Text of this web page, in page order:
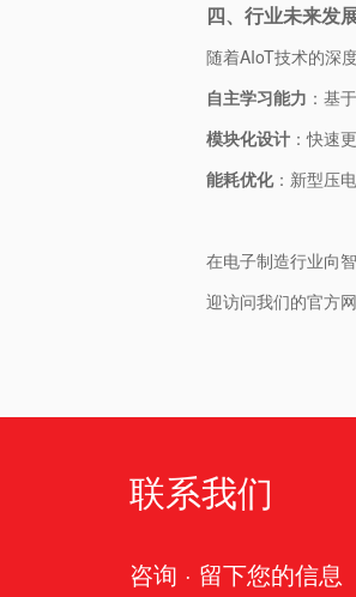
四、行业未来发
随着AIoT技术的深
​自主学习能力​ ：基
​模块化设计​ ：快速
​能耗优化​：新型压
在电子制造行业向
迎访问我们的官方
联系我们
咨询 · 留下您的信息